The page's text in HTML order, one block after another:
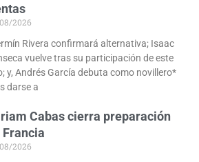
2026
Rivera confirmará alternativa; Isaac
vuelve tras su participación de este
y, Andrés García debuta como novillero*
darse a
Cabas cierra preparación
Francia
2026